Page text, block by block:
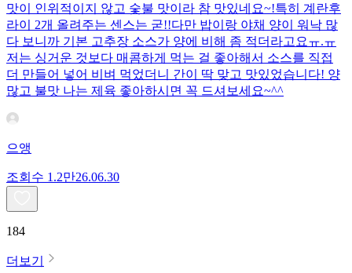
맛이 인위적이지 않고 숯불 맛이라 참 맛있네요~!특히 계란후
라이 2개 올려주는 센스는 굳!! ​다만 밥이랑 야채 양이 워낙 많
다 보니까 기본 고추장 소스가 양에 비해 좀 적더라고요ㅠ.ㅠ
저는 싱거운 것보다 매콤하게 먹는 걸 좋아해서 소스를 직접
더 만들어 넣어 비벼 먹었더니 간이 딱 맞고 맛있었습니다! 양
많고 불맛 나는 제육 좋아하시면 꼭 드셔보세요~^^
으앵
조회수 1.2만26.06.30
184
더보기